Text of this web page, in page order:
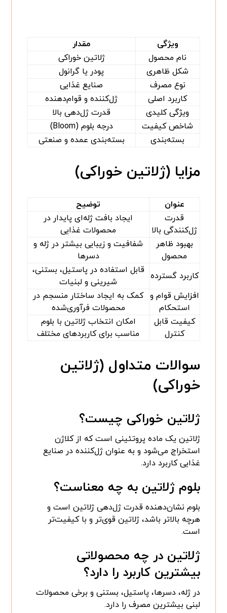
ویژگی
مقدار
نام محصول
ژلاتین خوراکی
شکل ظاهری
پودر یا گرانول
نوع مصرف
صنایع غذایی
کاربرد اصلی
ژل‌کننده و قوام‌دهنده
ویژگی کلیدی
قدرت ژل‌دهی بالا
شاخص کیفیت
درجه بلوم (Bloom)
بسته‌بندی
بسته‌بندی عمده و صنعتی
مزایا (ژلاتین خوراکی)
عنوان
توضیح
قدرت
ژل‌کنندگی بالا
ایجاد بافت ژله‌ای پایدار در
محصولات غذایی
بهبود ظاهر
محصول
شفافیت و زیبایی بیشتر در ژله و
دسرها
کاربرد گسترده
قابل استفاده در پاستیل، بستنی،
شیرینی و لبنیات
افزایش قوام و
استحکام
کمک به ایجاد ساختار منسجم در
محصولات فرآوری‌شده
کیفیت قابل
کنترل
امکان انتخاب ژلاتین با بلوم
مناسب برای کاربردهای مختلف
سوالات متداول (ژلاتین
خوراکی)
ژلاتین خوراکی چیست؟
ژلاتین یک ماده پروتئینی است که از کلاژن
استخراج می‌شود و به عنوان ژل‌کننده در صنایع
غذایی کاربرد دارد.
بلوم ژلاتین به چه معناست؟
بلوم نشان‌دهنده قدرت ژل‌دهی ژلاتین است و
هرچه بالاتر باشد، ژلاتین قوی‌تر و با کیفیت‌تر
است.
ژلاتین در چه محصولاتی
بیشترین کاربرد را دارد؟
در ژله، دسرها، پاستیل، بستنی و برخی محصولات
لبنی بیشترین مصرف را دارد.